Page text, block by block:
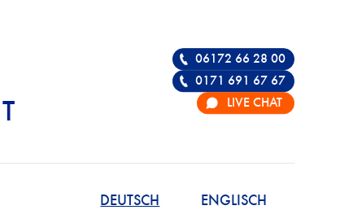
DIE
ENGLISCH
DEUTSCH
06172 66 28 00
0171 691 67 67
LIVE CHAT